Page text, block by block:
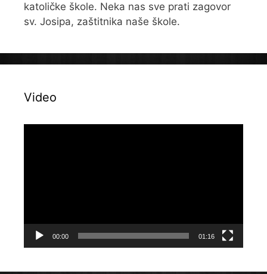
katoličke škole. Neka nas sve prati zagovor
sv. Josipa, zaštitnika naše škole.
Video
00:00 01:16